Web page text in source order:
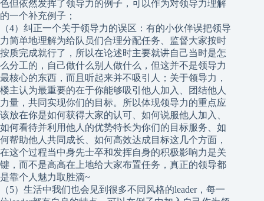
色但依然发挥了领导力的例子，可以作为对领导力理解
的一个补充例子；
（4）纠正一个关于领导力的误区：有的小伙伴误把领导
力简单地理解为给队员们合理分配任务、监督大家按时
按质完成就行了，所以在论述时主要就讲自己当时是怎
么分工的，自己做什么别人做什么，但这并不是领导力
最核心的东西，而且听起来并不吸引人；关于领导力，
楼主认为最重要的在于你能够吸引他人加入、团结他人
力量，共同实现你们的目标。所以体现领导力的重点应
该放在你是如何获得大家的认可、如何说服他人加入、
如何看待并利用他人的优势特长为你们的目标服务、如
何帮助他人共同成长、如何高效达成目标这几个方面，
在这个过程当中身先士卒和发挥自身的积极影响力是关
键，而不是高高在上地给大家布置任务，真正的领导都
是靠个人魅力取胜滴~
（5）生活中我们也会见到很多不同风格的leader，每一